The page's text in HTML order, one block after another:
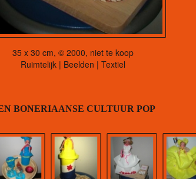
35 x 30 cm, © 2000, niet te koop
Ruimtelijk | Beelden | Textiel
BONERIAANSE CULTUUR POP